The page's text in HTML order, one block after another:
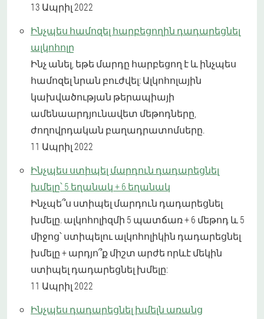
13 Ապրիլ 2022
Ինչպես համոզել հարբեցողին դադարեցնել
ալկոհոլը
Ինչ անել, եթե մարդը հարբեցող է և ինչպես
համոզել նրան բուժվել: Ալկոհոլային
կախվածության թերապիայի
ամենաարդյունավետ մեթոդները,
ժողովրդական բաղադրատոմսերը.
11 Ապրիլ 2022
Ինչպես ստիպել մարդուն դադարեցնել
խմելը՝ 5 եղանակ + 6 եղանակ
Ինչպե՞ս ստիպել մարդուն դադարեցնել
խմելը. ալկոհոլիզմի 5 պատճառ + 6 մեթոդ և 5
միջոց՝ ստիպելու ալկոհոլիկին դադարեցնել
խմելը + արդյո՞ք միշտ արժե որևէ մեկին
ստիպել դադարեցնել խմելը:
11 Ապրիլ 2022
Ինչպես դադարեցնել խմելն առանց